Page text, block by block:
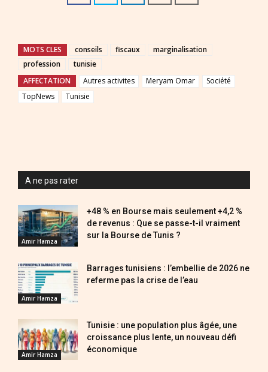
MOTS CLES conseils fiscaux
marginalisation
profession
tunisie
AFFECTATION
Autres activites Meryam Omar
Société
TopNews
Tunisie
A ne pas rater
Amir Hamza
+48 % en Bourse mais seulement +4,2 %
de revenus : Que se passe-t-il vraiment
sur la Bourse de Tunis ?
Amir Hamza
Barrages tunisiens : l’embellie de 2026 ne
referme pas la crise de l’eau
Amir Hamza
Tunisie : une population plus âgée, une
croissance plus lente, un nouveau défi
économique